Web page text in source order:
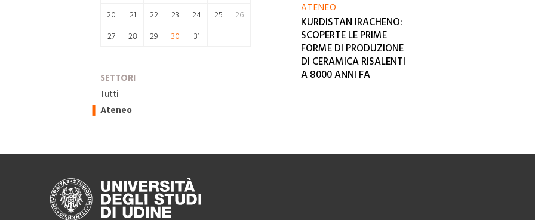
20
21 22 23 24 25
26
27
28 29 30 31
SETTORI
Tutti
Ateneo
ATENEO
KURDISTAN IRACHENO:
SCOPERTE LE PRIME
FORME DI PRODUZIONE
DI CERAMICA RISALENTI
A 8000 ANNI FA